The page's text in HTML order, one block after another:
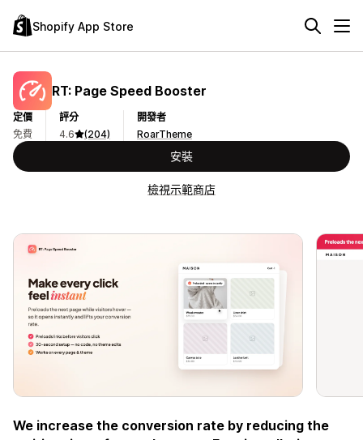
Shopify App Store
RT: Page Speed Booster
定價
免費
評分
4.6
(204)
開發者
RoarTheme
安裝
檢視示範商店
We increase the conversion rate by reducing the